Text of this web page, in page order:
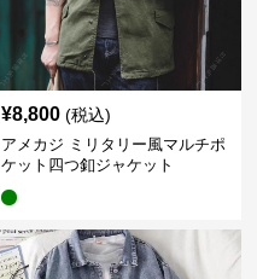
¥8,800 (税込)
アメカジ ミリタリー風マルチポ
ケット四つ釦ジャケット